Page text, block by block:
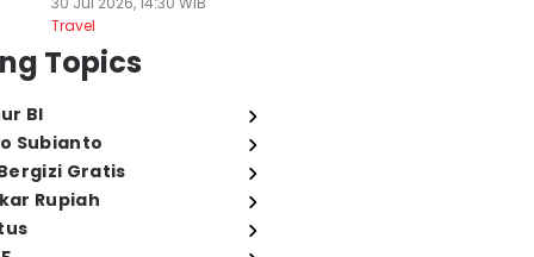
Travel
Topics
BI
Subianto
Gratis
Rupiah